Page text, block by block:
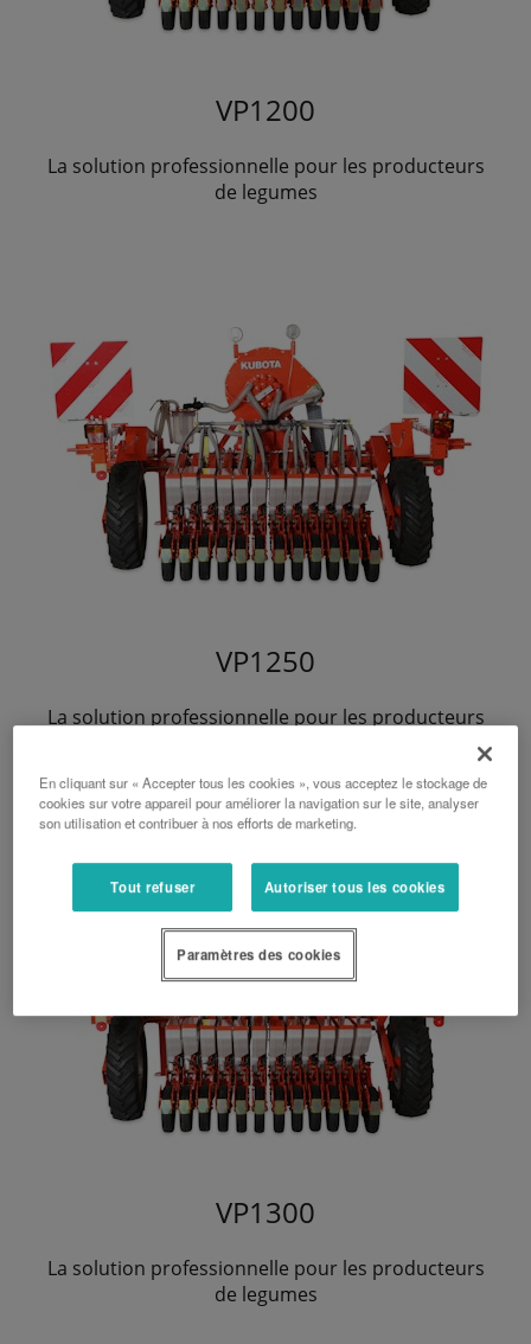
VP1200
La solution professionnelle pour les producteurs
de legumes
VP1250
La solution professionnelle pour les producteurs
VP1300
La solution professionnelle pour les producteurs
de legumes
En cliquant sur « Accepter tous les cookies », vous acceptez le stockage de
cookies sur votre appareil pour améliorer la navigation sur le site, analyser
son utilisation et contribuer à nos efforts de marketing.
Tout refuser Autoriser tous les cookies
Paramètres des cookies